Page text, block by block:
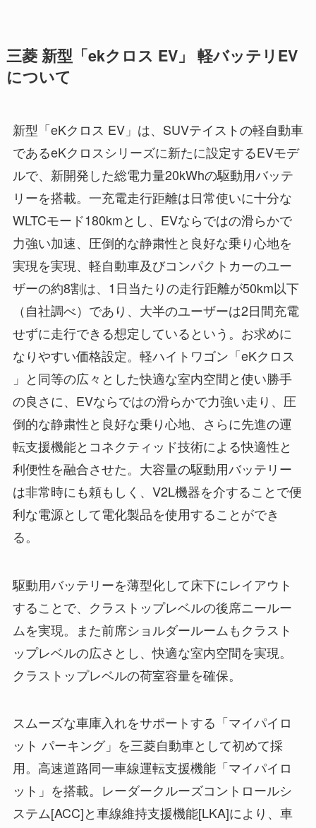
三菱 新型「ekクロス EV」 軽バッテリEV
について
新型「eKクロス EV」は、SUVテイストの軽自動車
であるeKクロスシリーズに新たに設定するEVモデ
ルで、新開発した総電力量20kWhの駆動用バッテ
リーを搭載。一充電走行距離は日常使いに十分な
WLTCモード180kmとし、EVならではの滑らかで
力強い加速、圧倒的な静粛性と良好な乗り心地を
実現を実現、軽自動車及びコンパクトカーのユー
ザーの約8割は、1日当たりの走行距離が50km以下
（自社調べ）であり、大半のユーザーは2日間充電
せずに走行できる想定しているという。お求めに
なりやすい価格設定。軽ハイトワゴン「eKクロス
」と同等の広々とした快適な室内空間と使い勝手
の良さに、EVならではの滑らかで力強い走り、圧
倒的な静粛性と良好な乗り心地、さらに先進の運
転支援機能とコネクティッド技術による快適性と
利便性を融合させた。大容量の駆動用バッテリー
は非常時にも頼もしく、V2L機器を介することで便
利な電源として電化製品を使用することができ
る。
駆動用バッテリーを薄型化して床下にレイアウト
することで、クラストップレベルの後席ニールー
ムを実現。また前席ショルダールームもクラスト
ップレベルの広さとし、快適な室内空間を実現。
クラストップレベルの荷室容量を確保。
スムーズな車庫入れをサポートする「マイパイロ
ット パーキング」を三菱自動車として初めて採
用。高速道路同一車線運転支援機能「マイパイロ
ット」を搭載。レーダークルーズコントロールシ
ステム[ACC]と車線維持支援機能[LKA]により、車